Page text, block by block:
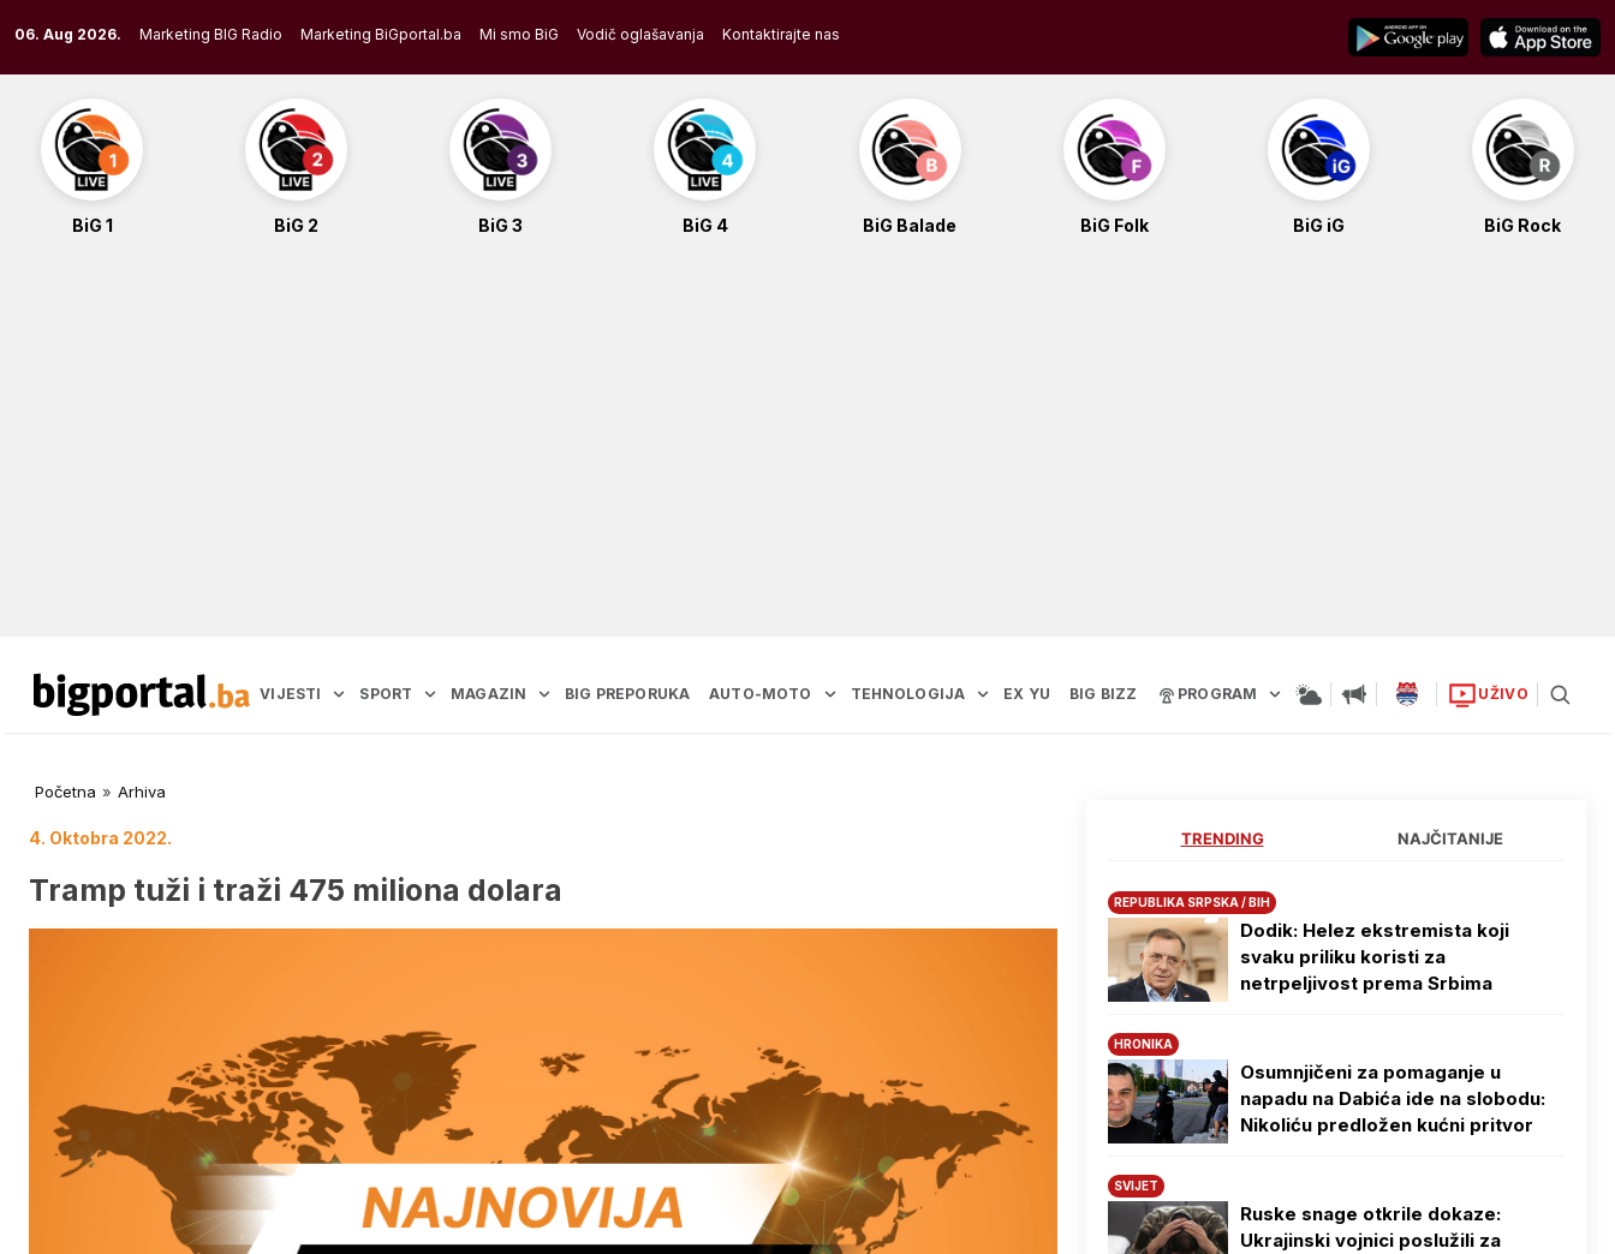
to
content
06. Aug 2026. Marketing BIG Radio Marketing BiGportal.ba Mi smo BiG Vodič oglašavanja Kontaktirajte nas
BiG 1 BiG 2 BiG 3 BiG 4 BiG Balade BiG Folk BiG iG BiG Rock
VIJESTI SPORT MAGAZIN BIG PREPORUKA AUTO-MOTO TEHNOLOGIJA EX YU BIG BIZZ PROGRAM UŽIVO
Početna » Arhiva
4. Oktobra 2022.
Tramp tuži i traži 475 miliona dolara
TRENDING NAJČITANIJE
REPUBLIKA SRPSKA / BIH
Dodik: Helez ekstremista koji
svaku priliku koristi za
netrpeljivost prema Srbima
HRONIKA
Osumnjičeni za pomaganje u
napadu na Dabića ide na slobodu:
Nikoliću predložen kućni pritvor
SVIJET
Ruske snage otkrile dokaze:
Ukrajinski vojnici poslužili za